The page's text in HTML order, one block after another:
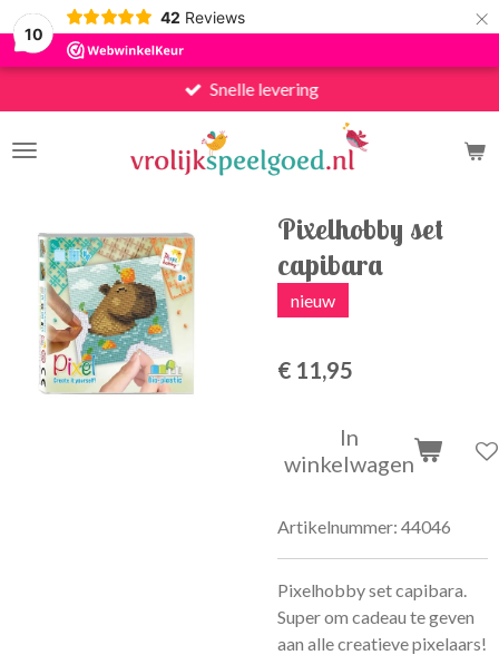
10
42 Reviews ×
Snelle levering
Pixelhobby set
capibara
nieuw
€ 11,95
In
winkelwagen
Artikelnummer: 44046
Pixelhobby set capibara.
Super om cadeau te geven
aan alle creatieve pixelaars!